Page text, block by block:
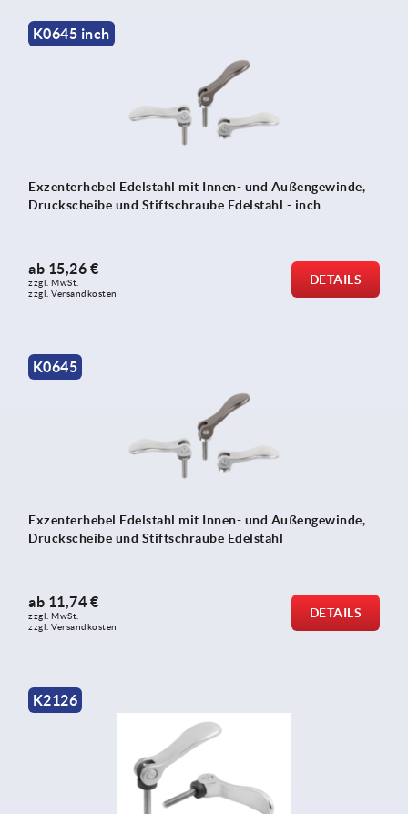
K0645 inch
Exzenterhebel Edelstahl mit Innen- und Außengewinde,
Druckscheibe und Stiftschraube Edelstahl - inch
ab 15,26 €
zzgl. MwSt.
zzgl. Versandkosten
DETAILS
K0645
Exzenterhebel Edelstahl mit Innen- und Außengewinde,
Druckscheibe und Stiftschraube Edelstahl
ab 11,74 €
zzgl. MwSt.
zzgl. Versandkosten
DETAILS
K2126